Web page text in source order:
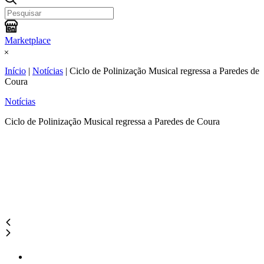
Marketplace
Início | Notícias | Ciclo de Polinização Musical regressa a Paredes de
Coura
Notícias
Ciclo de Polinização Musical regressa a Paredes de Coura